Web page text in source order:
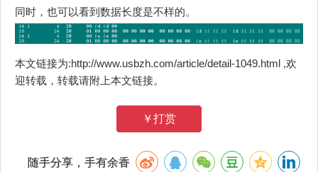
同时，也可以看到数据长度是不样的。
本文链接为:http://www.usbzh.com/article/detail-1049.html ,欢
迎转载，转载请附上本文链接。
￥打赏
随手分享，手有余香